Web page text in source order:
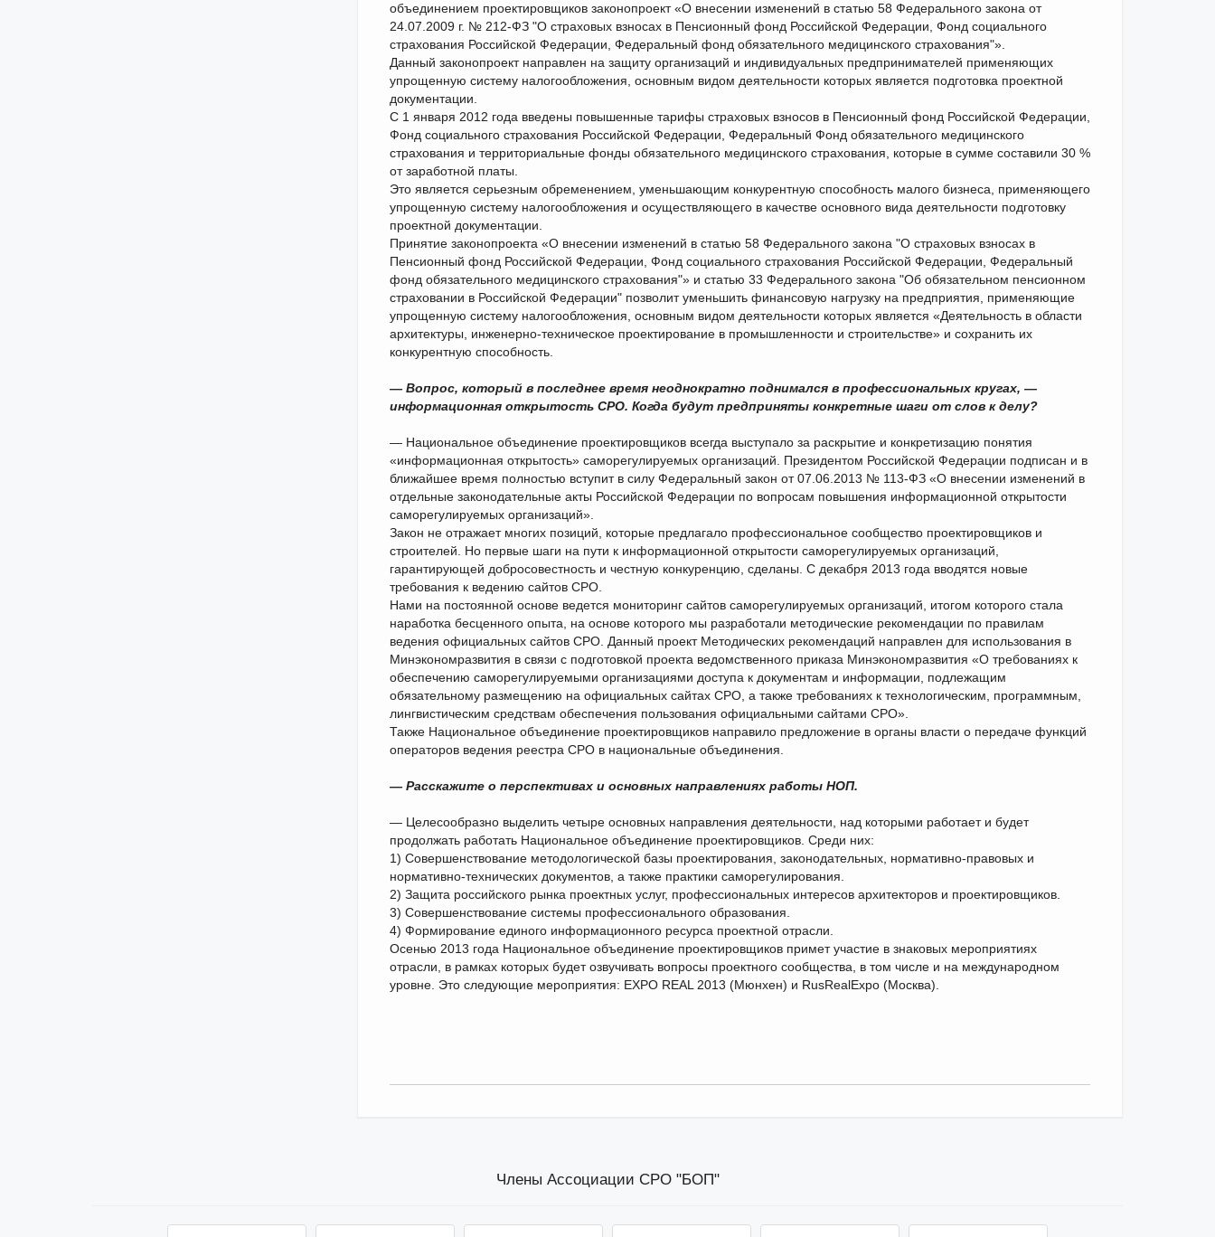
объединением проектировщиков законопроект «О внесении изменений в статью 58 Федерального закона от
24.07.2009 г. № 212-ФЗ "О страховых взносах в Пенсионный фонд Российской Федерации, Фонд социального
страхования Российской Федерации, Федеральный фонд обязательного медицинского страхования"».
Данный законопроект направлен на защиту организаций и индивидуальных предпринимателей применяющих
упрощенную систему налогообложения, основным видом деятельности которых является подготовка проектной
документации.
С 1 января 2012 года введены повышенные тарифы страховых взносов в Пенсионный фонд Российской Федерации,
Фонд социального страхования Российской Федерации, Федеральный Фонд обязательного медицинского
страхования и территориальные фонды обязательного медицинского страхования, которые в сумме составили 30 %
от заработной платы.
Это является серьезным обременением, уменьшающим конкурентную способность малого бизнеса, применяющего
упрощенную систему налогообложения и осуществляющего в качестве основного вида деятельности подготовку
проектной документации.
Принятие законопроекта «О внесении изменений в статью 58 Федерального закона "О страховых взносах в
Пенсионный фонд Российской Федерации, Фонд социального страхования Российской Федерации, Федеральный
фонд обязательного медицинского страхования"» и статью 33 Федерального закона "Об обязательном пенсионном
страховании в Российской Федерации" позволит уменьшить финансовую нагрузку на предприятия, применяющие
упрощенную систему налогообложения, основным видом деятельности которых является «Деятельность в области
архитектуры, инженерно-техническое проектирование в промышленности и строительстве» и сохранить их
конкурентную способность.
— Вопрос, который в последнее время неоднократно поднимался в профессиональных кругах, —
информационная открытость СРО. Когда будут предприняты конкретные шаги от слов к делу?
— Национальное объединение проектировщиков всегда выступало за раскрытие и конкретизацию понятия
«информационная открытость» саморегулируемых организаций. Президентом Российской Федерации подписан и в
ближайшее время полностью вступит в силу Федеральный закон от 07.06.2013 № 113-ФЗ «О внесении изменений в
отдельные законодательные акты Российской Федерации по вопросам повышения информационной открытости
саморегулируемых организаций».
Закон не отражает многих позиций, которые предлагало профессиональное сообщество проектировщиков и
строителей. Но первые шаги на пути к информационной открытости саморегулируемых организаций,
гарантирующей добросовестность и честную конкуренцию, сделаны. С декабря 2013 года вводятся новые
требования к ведению сайтов СРО.
Нами на постоянной основе ведется мониторинг сайтов саморегулируемых организаций, итогом которого стала
наработка бесценного опыта, на основе которого мы разработали методические рекомендации по правилам
ведения официальных сайтов СРО. Данный проект Методических рекомендаций направлен для использования в
Минэкономразвития в связи с подготовкой проекта ведомственного приказа Мин­экономразвития «О требованиях к
обеспечению саморегулируемыми организациями доступа к документам и информации, подлежащим
обязательному размещению на официальных сайтах СРО, а также требованиях к технологическим, программным,
лингвистическим средствам обеспечения пользования официальными сайтами СРО».
Также Национальное объединение проектировщиков направило предложение в органы власти о передаче функций
операторов ведения реестра СРО в национальные объединения.
— Расскажите о перспективах и основных направлениях работы НОП.
— Целесообразно выделить четыре основных направления деятельности, над которыми работает и будет
продолжать работать Национальное объединение проектировщиков. Среди них:
1) Совершенствование методологической базы проектирования, законодательных, нормативно-правовых и
нормативно-технических документов, а также практики саморегулирования.
2) Защита российского рынка проектных услуг, профессиональных интересов архитекторов и проектировщиков.
3) Совершенствование системы профессионального образования.
4) Формирование единого информационного ресурса проектной отрасли.
Осенью 2013 года Национальное объединение проектировщиков примет участие в знаковых мероприятиях
отрасли, в рамках которых будет озвучивать вопросы проектного сообщества, в том числе и на международном
уровне. Это следующие мероприятия: EXPO REAL 2013 (Мюнхен) и RusRealExpo (Москва).
Члены Ассоциации СРО "БОП"